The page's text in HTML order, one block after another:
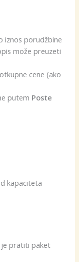
iznos porudžbine
može preuzeti
cene (ako
putem Poste
kapaciteta
je pratiti paket